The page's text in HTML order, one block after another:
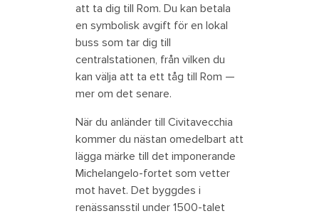
att ta dig till Rom. Du kan betala
en symbolisk avgift för en lokal
buss som tar dig till
centralstationen, från vilken du
kan välja att ta ett tåg till Rom —
mer om det senare.
När du anländer till Civitavecchia
kommer du nästan omedelbart att
lägga märke till det imponerande
Michelangelo-fortet som vetter
mot havet. Det byggdes i
renässansstil under 1500-talet